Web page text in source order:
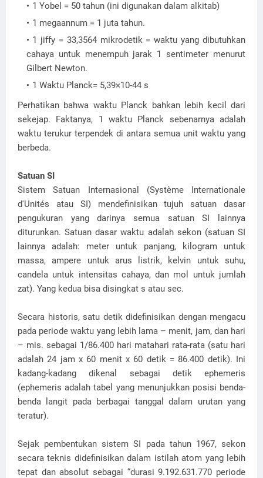
1 Yobel = 50 tahun (ini digunakan dalam alkitab)
1 megaannum = 1 juta tahun.
1 jiffy = 33,3564 mikrodetik = waktu yang dibutuhkan
cahaya untuk menempuh jarak 1 sentimeter menurut
Gilbert Newton.
1 Waktu Planck= 5,39×10-44 s
Perhatikan bahwa waktu Planck bahkan lebih kecil dari
sekejap. Faktanya, 1 waktu Planck sebenarnya adalah
waktu terukur terpendek di antara semua unit waktu yang
berbeda.
Satuan SI
Sistem Satuan Internasional (Système Internationale
d'Unités atau SI) mendefinisikan tujuh satuan dasar
pengukuran yang darinya semua satuan SI lainnya
diturunkan. Satuan dasar waktu adalah sekon (satuan SI
lainnya adalah: meter untuk panjang, kilogram untuk
massa, ampere untuk arus listrik, kelvin untuk suhu,
candela untuk intensitas cahaya, dan mol untuk jumlah
zat). Yang kedua bisa disingkat s atau sec.
Secara historis, satu detik didefinisikan dengan mengacu
pada periode waktu yang lebih lama – menit, jam, dan hari
– mis. sebagai 1/86.400 hari matahari rata-rata (satu hari
adalah 24 jam x 60 menit x 60 detik = 86.400 detik). Ini
kadang-kadang dikenal sebagai detik ephemeris
(ephemeris adalah tabel yang menunjukkan posisi benda-
benda langit pada berbagai tanggal dalam urutan yang
teratur).
Sejak pembentukan sistem SI pada tahun 1967, sekon
secara teknis didefinisikan dalam istilah atom yang lebih
tepat dan absolut sebagai “durasi 9.192.631.770 periode